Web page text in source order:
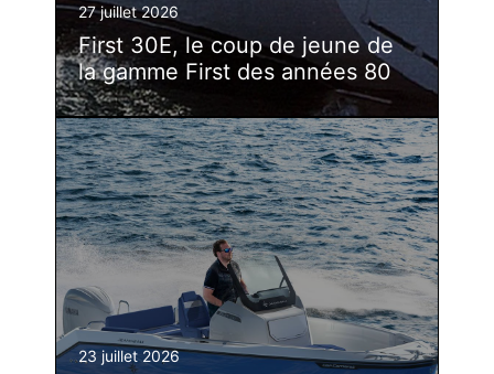
27 juillet 2026
First 30E, le coup de jeune de
la gamme First des années 80
23 juillet 2026